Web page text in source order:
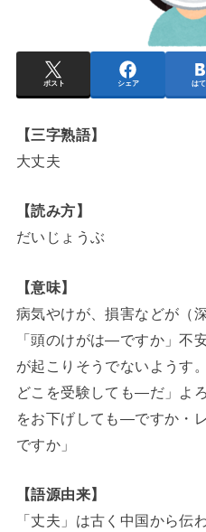
ポスト シェア は
【三字熟語】
大丈夫
【読み方】
だいじょうぶ
【意味】
病気やけが、損害などが（
「頭のけがは―ですか」不
が起こりそうでないようす
どこを受験しても―だ」よ
をお下げしても―ですか・
ですか」
【語源由来】
「丈夫」は古く中国から伝